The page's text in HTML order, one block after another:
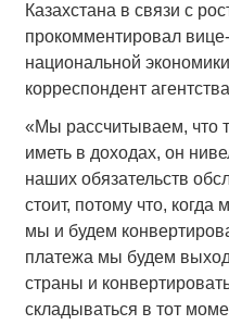
Казахстана в связи с
прокомментировал
национальной
корреспондент
«Мы рассчитываем, что
иметь в доходах, он
наших обязательств
стоит, потому что, когда
мы и будем
платежа мы будем
страны и
складываться в тот